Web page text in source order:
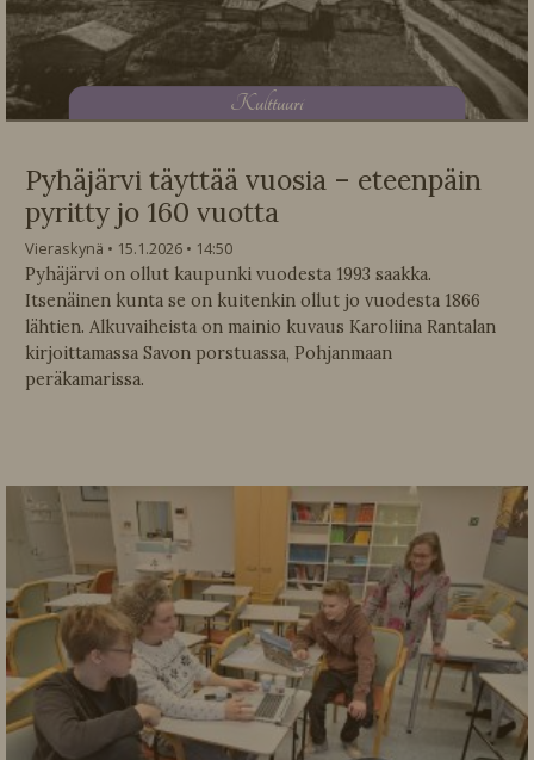
Kulttuuri
Pyhäjärvi täyttää vuosia – eteenpäin
pyritty jo 160 vuotta
Vieraskynä 15.1.2026
14:50
Pyhäjärvi on ollut kaupunki vuodesta 1993 saakka.
Itsenäinen kunta se on kuitenkin ollut jo vuodesta 1866
lähtien. Alkuvaiheista on mainio kuvaus Karoliina Rantalan
kirjoittamassa Savon porstuassa, Pohjanmaan
peräkamarissa.